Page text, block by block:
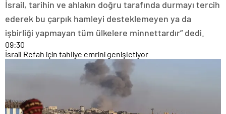
İsrail, tarihin ve ahlakın doğru tarafında durmayı tercih
ederek bu çarpık hamleyi desteklemeyen ya da
işbirliği yapmayan tüm ülkelere minnettardır” dedi.
09:30
İsrail Refah için tahliye emrini genişletiyor